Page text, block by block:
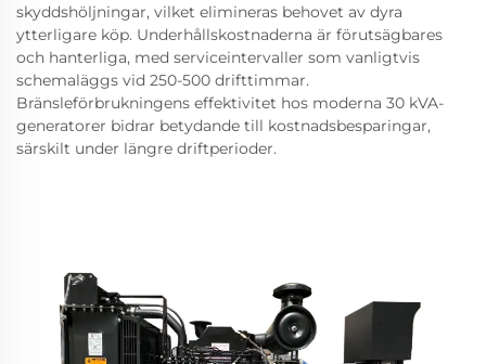
skyddshöljningar, vilket elimineras behovet av dyra
ytterligare köp. Underhållskostnaderna är förutsägbares
och hanterliga, med serviceintervaller som vanligtvis
schemaläggs vid 250-500 drifttimmar.
Bränsleförbrukningens effektivitet hos moderna 30 kVA-
generatorer bidrar betydande till kostnadsbesparingar,
särskilt under längre driftperioder.